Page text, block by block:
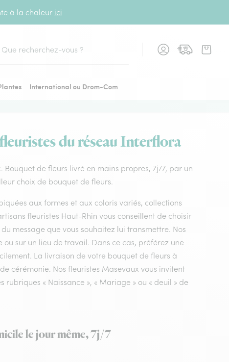
à la chaleur ici
International ou Drom-Com
du réseau Interflora
de fleurs livré en mains propres, 7j/7, par un
choix de bouquet de fleurs.
aux formes et aux coloris variés, collections
fleuristes Haut-Rhin vous conseillent de choisir
message que vous souhaitez lui transmettre. Nos
sur un lieu de travail. Dans ce cas, préférez une
La livraison de votre bouquet de fleurs à
cérémonie. Nos fleuristes Masevaux vous invitent
« Naissance », « Mariage » ou « deuil » de
le jour même, 7j/7